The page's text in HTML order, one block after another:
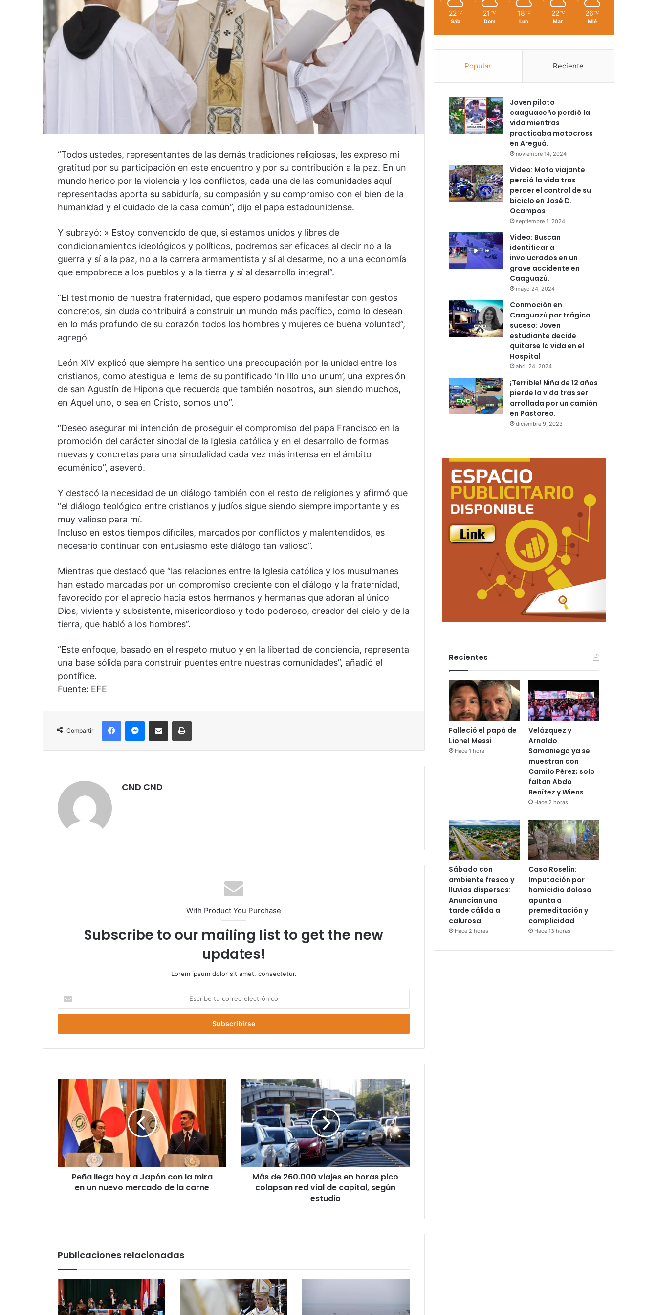
“Todos ustedes, representantes de las demás tradiciones religiosas, les expreso mi
gratitud por su participación en este encuentro y por su contribución a la paz. En un
mundo herido por la violencia y los conflictos, cada una de las comunidades aquí
representadas aporta su sabiduría, su compasión y su compromiso con el bien de la
humanidad y el cuidado de la casa común”, dijo el papa estadounidense.
Y subrayó: » Estoy convencido de que, si estamos unidos y libres de
condicionamientos ideológicos y políticos, podremos ser eficaces al decir no a la
guerra y sí a la paz, no a la carrera armamentista y sí al desarme, no a una economía
que empobrece a los pueblos y a la tierra y sí al desarrollo integral”.
“El testimonio de nuestra fraternidad, que espero podamos manifestar con gestos
concretos, sin duda contribuirá a construir un mundo más pacífico, como lo desean
en lo más profundo de su corazón todos los hombres y mujeres de buena voluntad”,
agregó.
León XIV explicó que siempre ha sentido una preocupación por la unidad entre los
cristianos, como atestigua el lema de su pontificado ‘In Illo uno unum’, una expresión
de san Agustín de Hipona que recuerda que también nosotros, aun siendo muchos,
en Aquel uno, o sea en Cristo, somos uno”.
“Deseo asegurar mi intención de proseguir el compromiso del papa Francisco en la
promoción del carácter sinodal de la Iglesia católica y en el desarrollo de formas
nuevas y concretas para una sinodalidad cada vez más intensa en el ámbito
ecuménico”, aseveró.
Y destacó la necesidad de un diálogo también con el resto de religiones y afirmó que
“el diálogo teológico entre cristianos y judíos sigue siendo siempre importante y es
muy valioso para mí.
Incluso en estos tiempos difíciles, marcados por conflictos y malentendidos, es
necesario continuar con entusiasmo este diálogo tan valioso”.
Mientras que destacó que “las relaciones entre la Iglesia católica y los musulmanes
han estado marcadas por un compromiso creciente con el diálogo y la fraternidad,
favorecido por el aprecio hacia estos hermanos y hermanas que adoran al único
Dios, viviente y subsistente, misericordioso y todo poderoso, creador del cielo y de la
tierra, que habló a los hombres”.
“Este enfoque, basado en el respeto mutuo y en la libertad de conciencia, representa
una base sólida para construir puentes entre nuestras comunidades”, añadió el
pontífice.
Fuente: EFE
Compartir
CND CND
With Product You Purchase
Subscribe to our mailing list to get the new
updates!
Lorem ipsum dolor sit amet, consectetur.
c
i
t
c
o
r
r
e
o
e
l
e
n
o
Peña llega hoy a Japón con la mira
en un nuevo mercado de la carne
Más de 260.000 viajes en horas pico
colapsan red vial de capital, según
estudio
Publicaciones relacionadas
22 ℃
Sáb
21 ℃
Dom
18 ℃
Lun
22 ℃
Mar
26 ℃
Mié
Popular Reciente
Joven piloto
caaguaceño perdió la
vida mientras
practicaba motocross
en Areguá.
noviembre 14, 2024
Video: Moto viajante
perdió la vida tras
perder el control de su
biciclo en José D.
Ocampos
septiembre 1, 2024
Video: Buscan
identificar a
involucrados en un
grave accidente en
Caaguazú.
mayo 24, 2024
Conmoción en
Caaguazú por trágico
suceso: Joven
estudiante decide
quitarse la vida en el
Hospital
abril 24, 2024
¡Terrible! Niña de 12 años
pierde la vida tras ser
arrollada por un camión
en Pastoreo.
diciembre 9, 2023
Recientes
Falleció el papá de
Lionel Messi
Hace 1 hora
Velázquez y
Arnaldo
Samaniego ya se
muestran con
Camilo Pérez; solo
faltan Abdo
Benítez y Wiens
Hace 2 horas
Sábado con
ambiente fresco y
lluvias dispersas:
Anuncian una
tarde cálida a
calurosa
Hace 2 horas
Caso Roselín:
Imputación por
homicidio doloso
apunta a
premeditación y
complicidad
Hace 13 horas